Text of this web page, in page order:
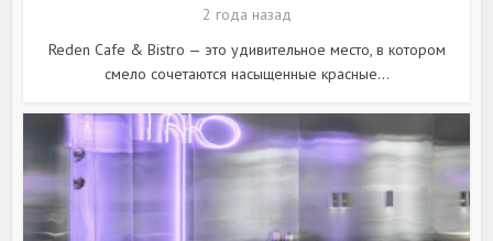
2 года назад
Reden Cafe & Bistro — это удивительное место, в котором
смело сочетаются насыщенные красные...